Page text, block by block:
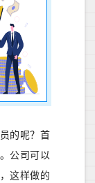
的呢？首
公司可以
这样做的